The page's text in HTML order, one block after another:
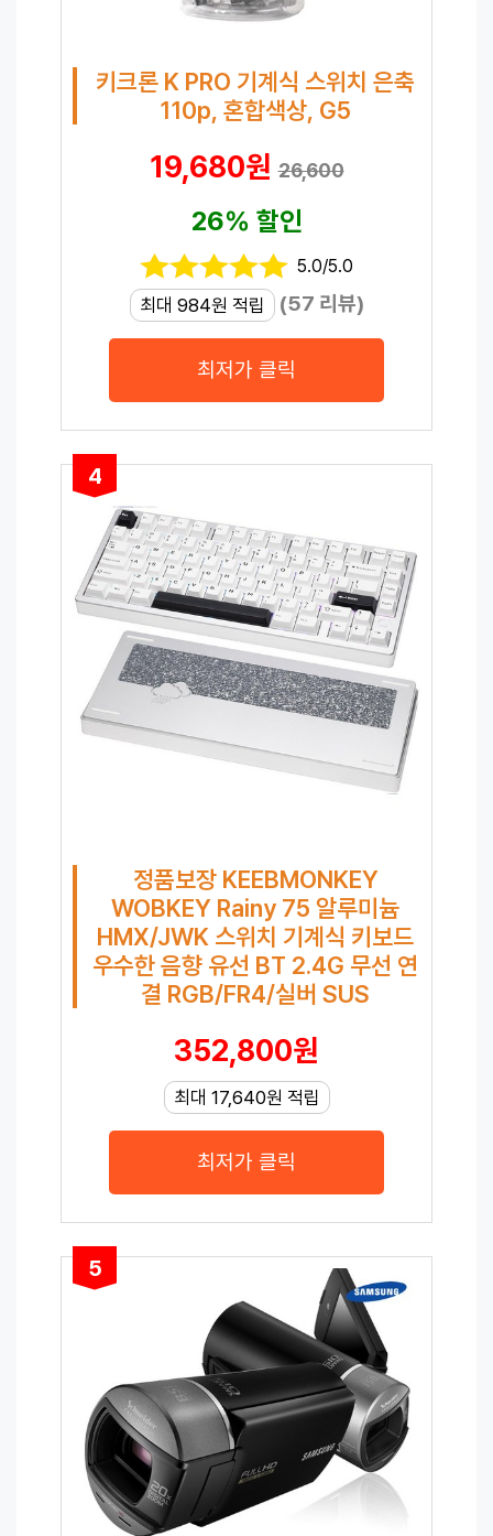
키크론 K PRO 기계식 스위치 은축
110p, 혼합색상, G5
19,680원26,600
26% 할인
5.0/5.0
최대 984원 적립 (57 리뷰)
최저가 클릭
4
정품보장 KEEBMONKEY
WOBKEY Rainy 75 알루미늄
HMX/JWK 스위치 기계식 키보드
우수한 음향 유선 BT 2.4G 무선 연
결 RGB/FR4/실버 SUS
352,800원
최대 17,640원 적립
최저가 클릭
5